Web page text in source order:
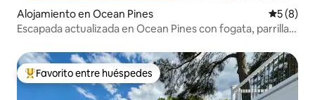
Alojamiento en Ocean Pines
5 (8)
Escapada actualizada en Ocean Pines con fogata, parrilla y
Favorito entre huéspedes preferido
Favorito entre huéspedes